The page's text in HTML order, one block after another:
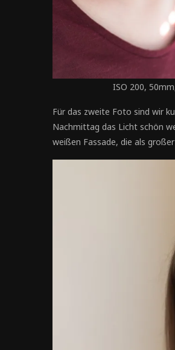
ISO 200,
Für das zweite Foto sind wir
Nachmittag das Licht schön
weißen Fassade, die als